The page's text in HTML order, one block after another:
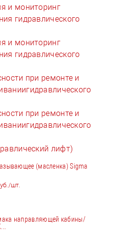
и мониторинг
гидравлического
и мониторинг
гидравлического
при ремонте и
при ремонте и
лифт)
(масленка) Sigma
шт.
направляющей кабины/